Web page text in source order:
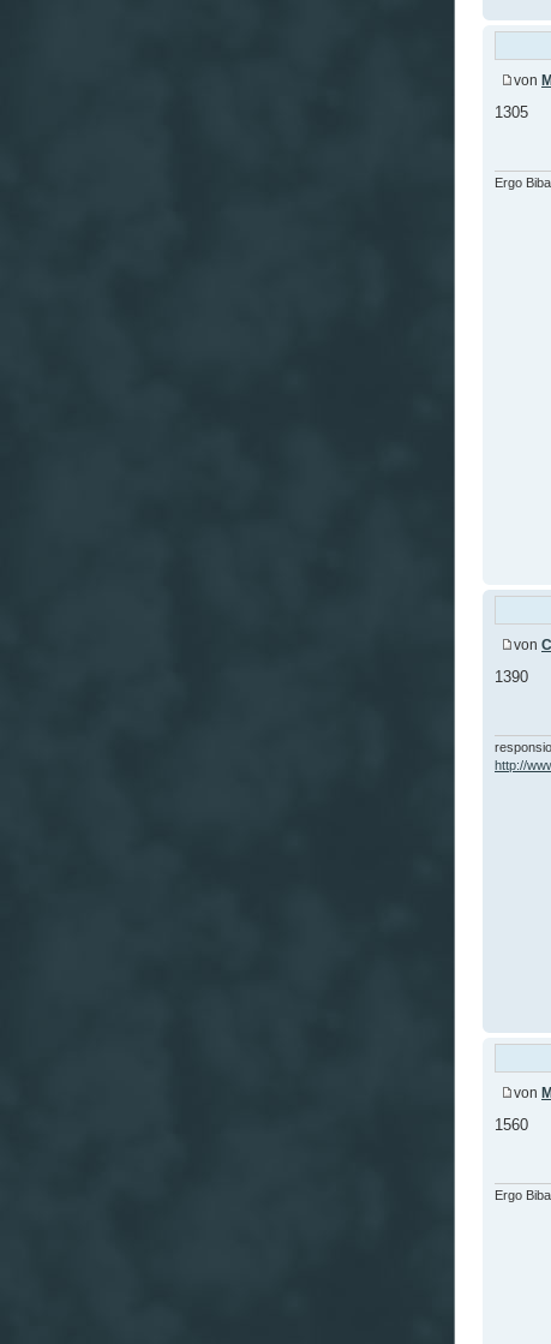
von
1305
Ergo
von
1390
http://
von
1560
Ergo